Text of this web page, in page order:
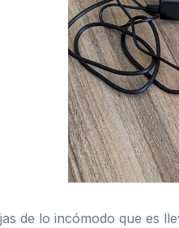
de lo incómodo que es